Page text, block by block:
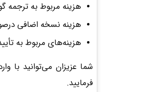
هزینه مربوط به ترجمه
هزینه نسخه اضافی درصورتی‌که متقاضی
هزینه‌های مربوط به
شما عزیزان می‌توانید با
فرمایید.